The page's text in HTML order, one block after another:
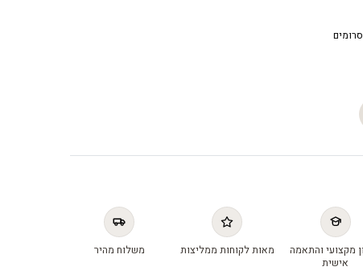
סרומים
מקצועי והתאמה
אישית
מאות לקוחות ממליצות משלוח מהיר